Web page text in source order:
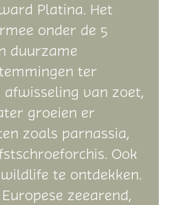
Platina. Het
onder de 5
duurzame
ter
van zoet,
groeien er
zoals parnassia,
Ook
te ontdekken.
zeearend,